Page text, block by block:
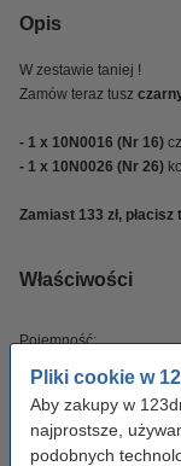
Pliki cookie w
Aby zakupy w
najprostsze,
podobnych
Opis
W zestawie taniej !
Zamów teraz tusz
- 1 x 10N0016 (Nr 16)
- 1 x 10N0026 (Nr 26)
Zamiast 133 zł, płacisz
Właściwości
Pojemność:
Kolor: